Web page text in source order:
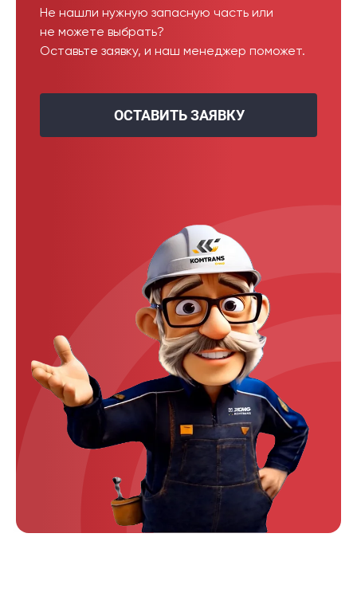
Не нашли нужную запасную часть или
не можете выбрать?
Оставьте заявку, и наш менеджер поможет.
ОСТАВИТЬ ЗАЯВКУ